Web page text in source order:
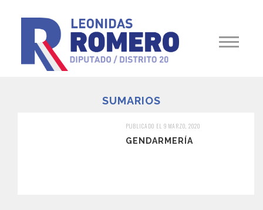
SUMARIOS
PUBLICADO EL 9 MARZO, 2020
GENDARMERÍA